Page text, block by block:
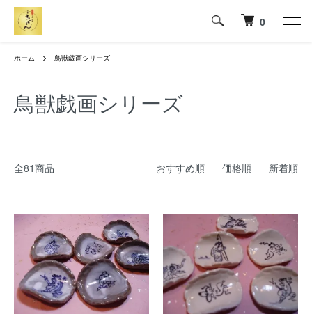
0
ホーム 鳥獣戯画シリーズ
鳥獣戯画シリーズ
全81商品 おすすめ順 価格順 新着順